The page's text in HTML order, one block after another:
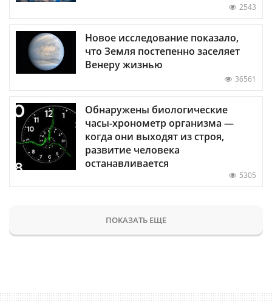
2543
Новое исследование показало,
что Земля постепенно заселяет
Венеру жизнью
36561
Обнаружены биологические
часы-хронометр организма —
когда они выходят из строя,
развитие человека
останавливается
5305
ПОКАЗАТЬ ЕЩЕ